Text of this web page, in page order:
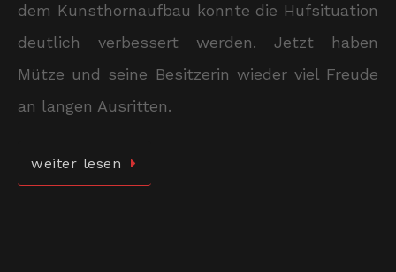
dem Kunsthornaufbau konnte die Hufsituation
deutlich verbessert werden. Jetzt haben
Mütze und seine Besitzerin wieder viel Freude
an langen Ausritten.
weiter lesen